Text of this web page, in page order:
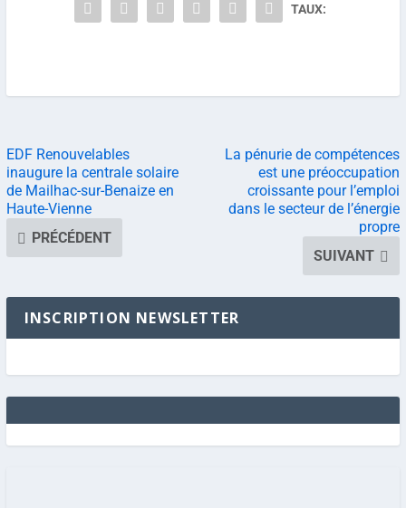
TAUX:
EDF Renouvelables
inaugure la centrale solaire
de Mailhac-sur-Benaize en
Haute-Vienne
PRÉCÉDENT
La pénurie de compétences
est une préoccupation
croissante pour l’emploi
dans le secteur de l’énergie
propre
SUIVANT
INSCRIPTION NEWSLETTER